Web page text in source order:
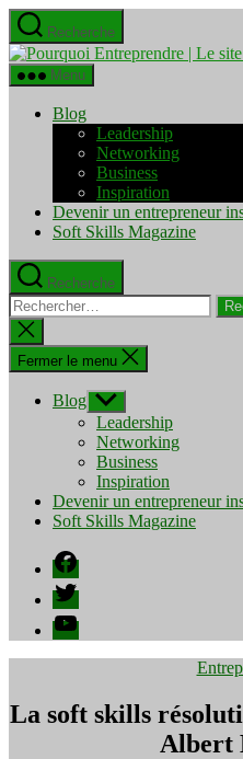
Aller
au
contenu
Recherche
Menu
Blog
Leadership
Networking
Business
Inspiration
Devenir un entrepreneur
Soft Skills Magazine
Recherche
Rechercher :
Fermer
la
recherche
Fermer le menu
Blog Afficher
le
sous-
menu
Leadership
Networking
Business
Inspiration
Devenir un entrepreneur
Soft Skills Magazine
Facebook
Twitter
YouTube
La soft skills
Albert